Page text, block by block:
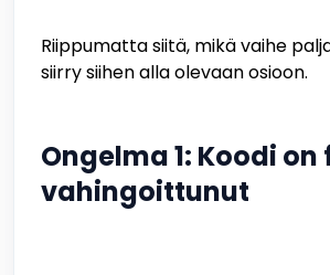
Riippumatta siitä, mikä vaihe
siirry siihen alla olevaan osioon.
Ongelma 1: Koodi
vahingoittunut